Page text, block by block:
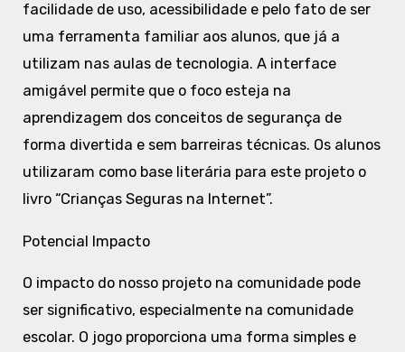
facilidade de uso, acessibilidade e pelo fato de ser
uma ferramenta familiar aos alunos, que já a
utilizam nas aulas de tecnologia. A interface
amigável permite que o foco esteja na
aprendizagem dos conceitos de segurança de
forma divertida e sem barreiras técnicas. Os alunos
utilizaram como base literária para este projeto o
livro “Crianças Seguras na Internet”.
Potencial Impacto
O impacto do nosso projeto na comunidade pode
ser significativo, especialmente na comunidade
escolar. O jogo proporciona uma forma simples e